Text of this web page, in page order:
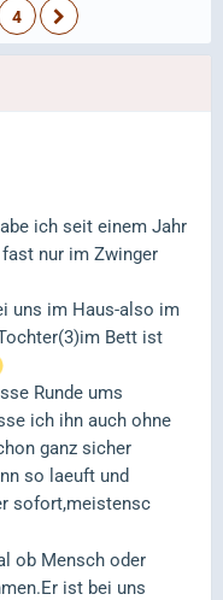
4
ich seit einem Jahr
nur im Zwinger
uns im Haus-also im
Bett ist
Runde ums
ich ihn auch ohne
ganz sicher
so laeuft und
sofort,meistensc
ob Mensch oder
ist bei uns